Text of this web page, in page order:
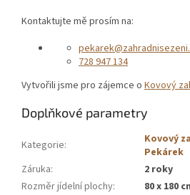
Kontaktujte mě prosím na:
728 947 134
Vytvořili jsme pro zájemce o Kovový
Doplňkové parametry
Kategorie:
Kovový
Pekárek
Záruka:
2 roky
Rozměr jídelní plochy:
80 x 180